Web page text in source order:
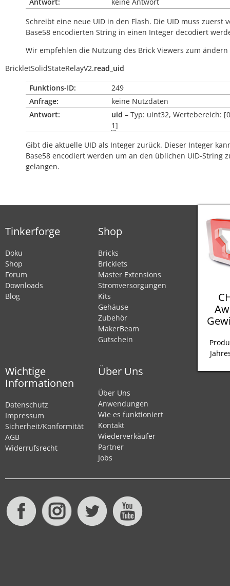
Schreibt eine neue UID in den Flash. Die UID muss zuerst
Base58 encodierten String in einen Integer decodiert
Wir empfehlen die Nutzung des Brick Viewers zum ändern
BrickletSolidStateRelayV2.read_uid
Funktions-ID:
249
Anfrage:
keine Nutzdaten
Antwort:
uid – Typ: uint32, Wertebereich:
1]
Gibt die aktuelle UID als Integer zurück. Dieser Integer
Base58 encodiert werden um an den üblichen UID-String
gelangen.
Tinkerforge
Doku
Shop
Forum
Downloads
Blog
Shop
Bricks
Bricklets
Master Extensions
Stromversorgungen
Kits
Gehäuse
Zubehör
MakerBeam
Gutschein
Wichtige
Informationen
Datenschutz
Impressum
Sicherheit/Konformität
AGB
Widerrufsrecht
Über Uns
Über Uns
Anwendungen
Wie es funktioniert
Kontakt
Wiederverkäufer
Partner
Jobs